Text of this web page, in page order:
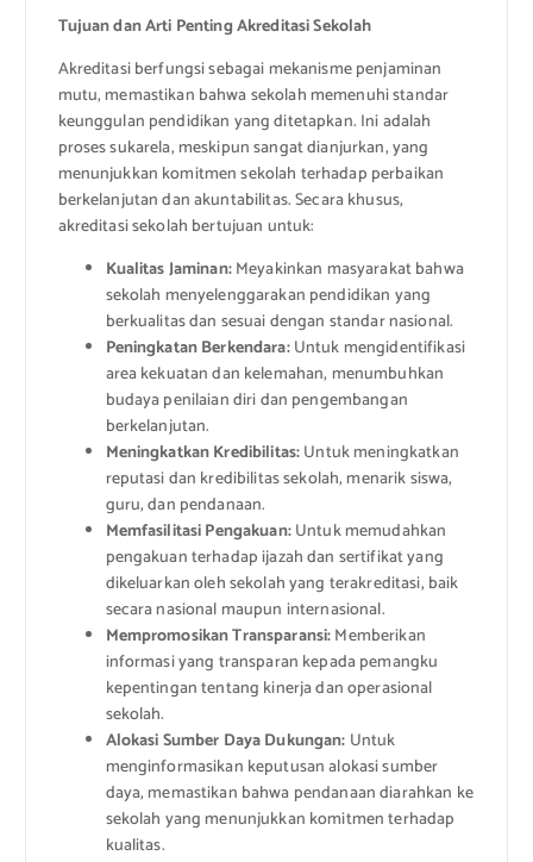
Tujuan dan Arti Penting Akreditasi Sekolah
Akreditasi berfungsi sebagai mekanisme penjaminan
mutu, memastikan bahwa sekolah memenuhi standar
keunggulan pendidikan yang ditetapkan. Ini adalah
proses sukarela, meskipun sangat dianjurkan, yang
menunjukkan komitmen sekolah terhadap perbaikan
berkelanjutan dan akuntabilitas. Secara khusus,
akreditasi sekolah bertujuan untuk:
Kualitas Jaminan:Meyakinkan masyarakat bahwa
sekolah menyelenggarakan pendidikan yang
berkualitas dan sesuai dengan standar nasional.
Peningkatan Berkendara:Untuk mengidentifikasi
area kekuatan dan kelemahan, menumbuhkan
budaya penilaian diri dan pengembangan
berkelanjutan.
Meningkatkan Kredibilitas:Untuk meningkatkan
reputasi dan kredibilitas sekolah, menarik siswa,
guru, dan pendanaan.
Memfasilitasi Pengakuan:Untuk memudahkan
pengakuan terhadap ijazah dan sertifikat yang
dikeluarkan oleh sekolah yang terakreditasi, baik
secara nasional maupun internasional.
Mempromosikan Transparansi:Memberikan
informasi yang transparan kepada pemangku
kepentingan tentang kinerja dan operasional
sekolah.
Alokasi Sumber Daya Dukungan: Untuk
menginformasikan keputusan alokasi sumber
daya, memastikan bahwa pendanaan diarahkan ke
sekolah yang menunjukkan komitmen terhadap
kualitas.